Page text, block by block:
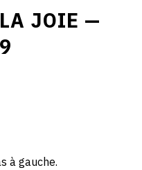
JOIE —
à gauche.